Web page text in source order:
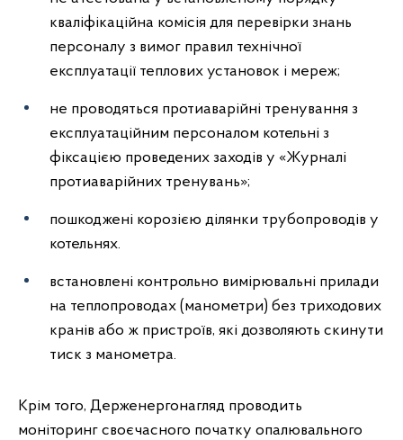
кваліфікаційна комісія для перевірки знань
персоналу з вимог правил технічної
експлуатації теплових установок і мереж;
не проводяться протиаварійні тренування з
експлуатаційним персоналом котельні з
фіксацією проведених заходів у «Журналі
протиаварійних тренувань»;
пошкоджені корозією ділянки трубопроводів у
котельнях.
встановлені контрольно вимірювальні прилади
на теплопроводах (манометри) без триходових
кранів або ж пристроїв, які дозволяють скинути
тиск з манометра.
Крім того, Держенергонагляд проводить
моніторинг своєчасного початку опалювального